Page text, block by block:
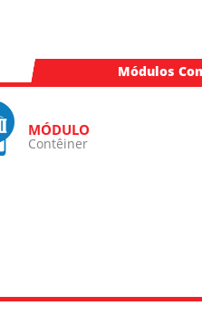
Módulos
Contêiner